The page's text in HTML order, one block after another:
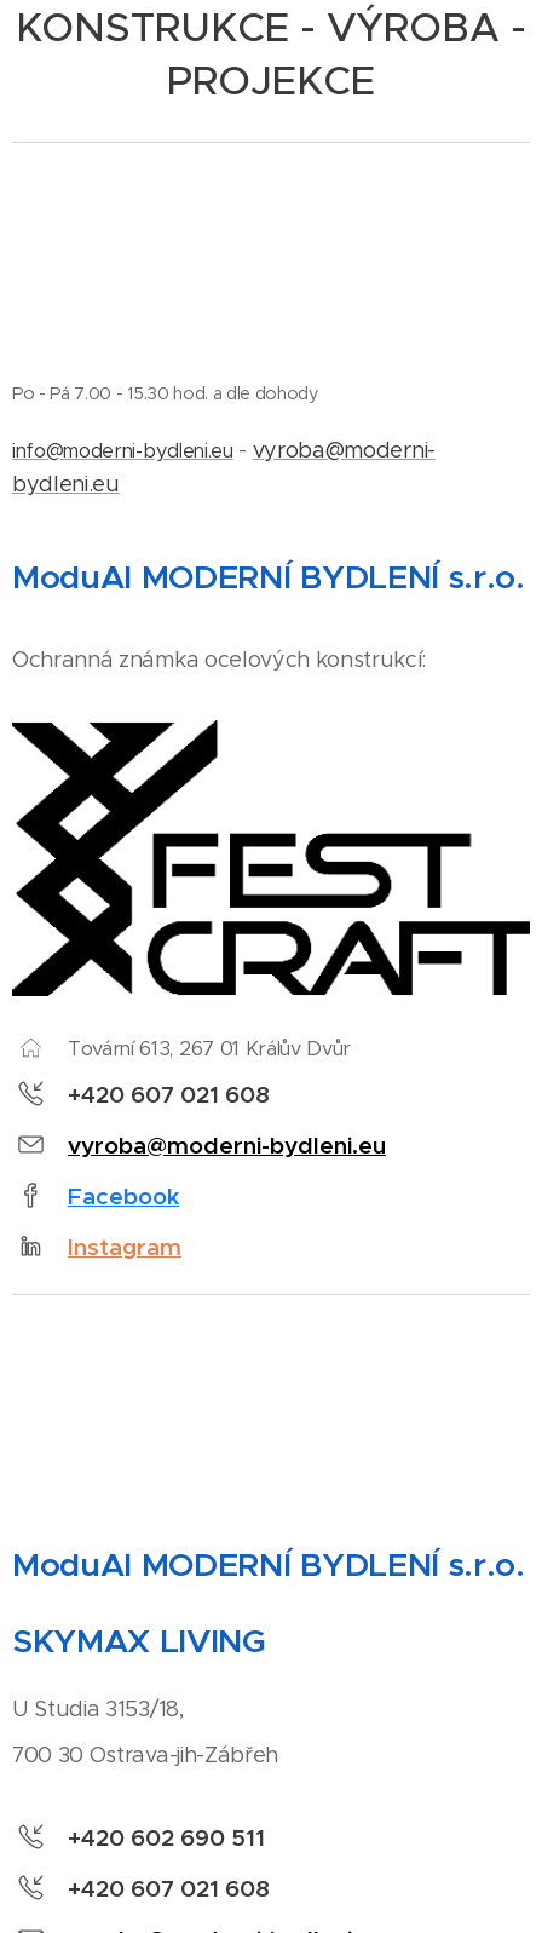
KONSTRUKCE - VÝROBA -
PROJEKCE
Po - Pá 7.00 - 15.30 hod. a dle dohody
info@moderni-bydleni.eu - vyroba@moderni-
bydleni.eu
ModuAl MODERNÍ BYDLENÍ s.r.o.
Ochranná známka ocelových konstrukcí:
Tovární 613, 267 01 Králův Dvůr
+420 607 021 608
vyroba@moderni-bydleni.eu
Facebook
Instagram
ModuAl MODERNÍ BYDLENÍ s.r.o.
SKYMAX LIVING
U Studia 3153/18,
700 30 Ostrava-jih-Zábřeh
+420 602 690 511
+420 607 021 608